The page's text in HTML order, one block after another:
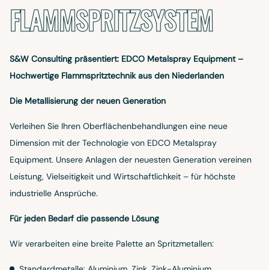
FLAMMSPRITZSYSTEM
S&W Consulting präsentiert: EDCO Metalspray Equipment –
Hochwertige Flammspritztechnik aus den Niederlanden
Die Metallisierung der neuen Generation
Verleihen Sie Ihren Oberflächenbehandlungen eine neue
Dimension mit der Technologie von EDCO Metalspray
Equipment. Unsere Anlagen der neuesten Generation vereinen
Leistung, Vielseitigkeit und Wirtschaftlichkeit – für höchste
industrielle Ansprüche.
Für jeden Bedarf die passende Lösung
Wir verarbeiten eine breite Palette an Spritzmetallen: